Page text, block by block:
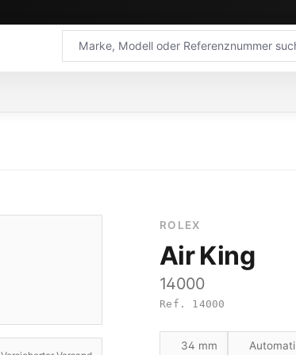
ROLEX
Air King
14000
Ref. 14000
34 mm